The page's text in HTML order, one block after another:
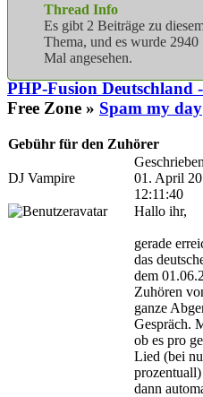
Thread Info
Es gibt 2 Beiträge zu
Thema, und es wurde 2940
Mal angesehen.
PHP-Fusion Deutschland
Free Zone » Spam my day
Gebühr für den Zuhörer
DJ Vampire
01. April
12:11:40
Hallo ihr,
gerade
das
dem
Zuhören
ganze
Gespräch.
ob es pro
Lied (bei
dann